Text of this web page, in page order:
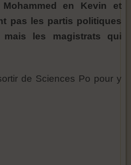
en Kevin et
pas les partis politiques
les magistrats qui
de Sciences Po pour y